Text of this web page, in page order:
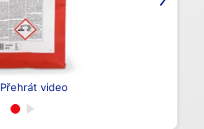
Přehrát video